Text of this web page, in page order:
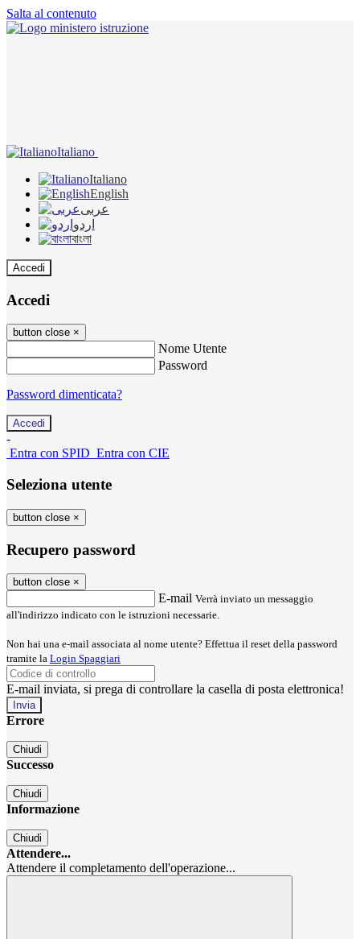
Salta al contenuto
Italiano
Italiano
English
عربى
اردو
বাংলা
Accedi
Accedi
button close ×
Nome Utente
Password
Password dimenticata?
-
Entra con SPID Entra con CIE
Seleziona utente
button close ×
Recupero password
button close ×
E-mail Verrà inviato un messaggio
all'indirizzo indicato con le istruzioni necessarie.
Non hai una e-mail associata al nome utente? Effettua il reset della password
tramite la Login Spaggiari
E-mail inviata, si prega di controllare la casella di posta elettronica!
Errore
Chiudi
Successo
Chiudi
Informazione
Chiudi
Attendere...
Attendere il completamento dell'operazione...